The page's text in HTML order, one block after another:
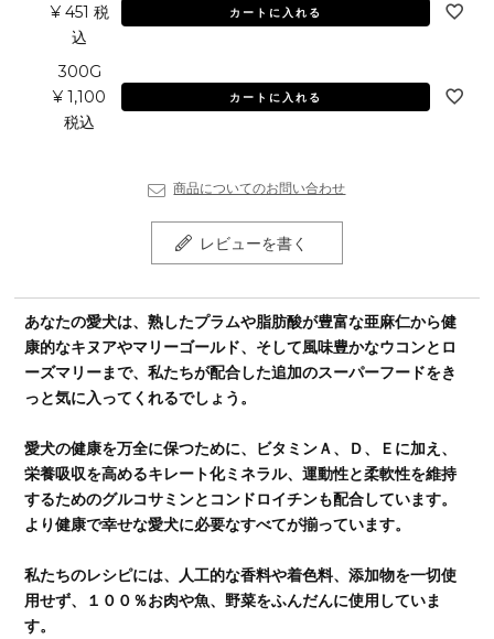
¥ 451 税
込
カートに入れる
300G
¥ 1,100
税込
カートに入れる
商品についてのお問い合わせ
レビューを書く
あなたの愛犬は、熟したプラムや脂肪酸が豊富な亜麻仁から健
康的なキヌアやマリーゴールド、そして風味豊かなウコンとロ
ーズマリーまで、私たちが配合した追加のスーパーフードをき
っと気に入ってくれるでしょう。
愛犬の健康を万全に保つために、ビタミンＡ、Ｄ、Ｅに加え、
栄養吸収を高めるキレート化ミネラル、運動性と柔軟性を維持
するためのグルコサミンとコンドロイチンも配合しています。
より健康で幸せな愛犬に必要なすべてが揃っています。
私たちのレシピには、人工的な香料や着色料、添加物を一切使
用せず、１００％お肉や魚、野菜をふんだんに使用していま
す。